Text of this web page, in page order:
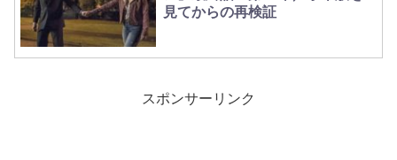
見てからの再検証
スポンサーリンク